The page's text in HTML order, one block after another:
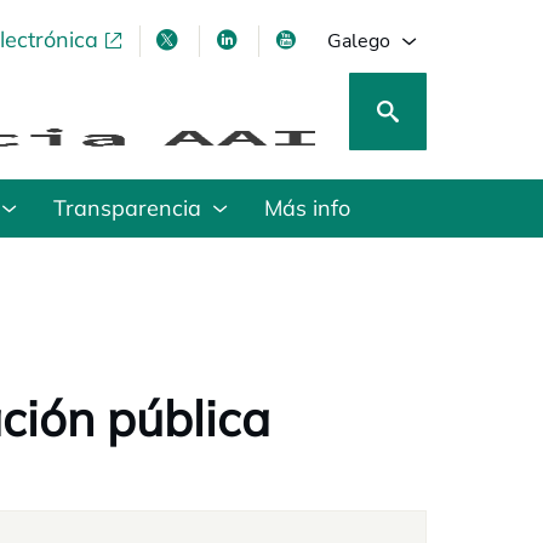
opens in a new tabopens in a new tab
opens in a new tab
opens in a new tab
Galego
Transparencia Más info
pública